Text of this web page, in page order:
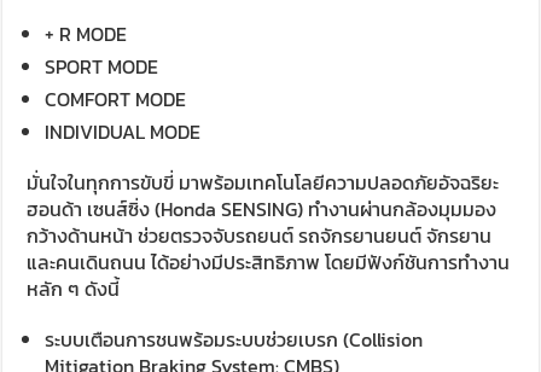
+ R MODE
SPORT MODE
COMFORT MODE
INDIVIDUAL MODE
มั่นใจในทุกการขับขี่ มาพร้อมเทคโนโลยีความปลอดภัยอัจฉริยะ
ฮอนด้า เซนส์ซิ่ง (Honda SENSING) ทำงานผ่านกล้องมุมมอง
กว้างด้านหน้า ช่วยตรวจจับรถยนต์ รถจักรยานยนต์ จักรยาน
และคนเดินถนน ได้อย่างมีประสิทธิภาพ โดยมีฟังก์ชันการทำงาน
หลัก ๆ ดังนี้
ระบบเตือนการชนพร้อมระบบช่วยเบรก (Collision